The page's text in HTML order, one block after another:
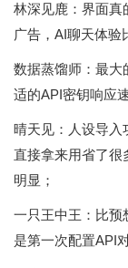
林深见鹿：界面真
广告，AI聊天体验
数据蒸馏师：最大
适的API密钥响应
晴天见：人设导入
直接拿来用省了很
明显；
一只王中王：比预
是第一次配置API